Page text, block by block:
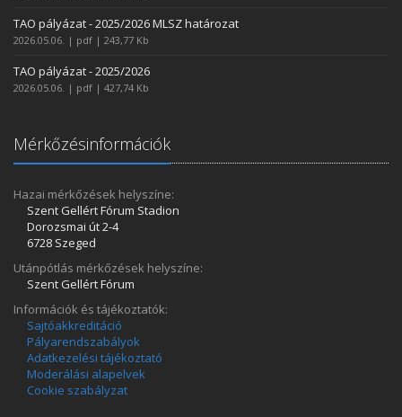
TAO pályázat - 2025/2026 MLSZ határozat
2026.05.06. | pdf | 243,77 Kb
TAO pályázat - 2025/2026
2026.05.06. | pdf | 427,74 Kb
Mérkőzésinformációk
Hazai mérkőzések helyszíne:
Szent Gellért Fórum Stadion
Dorozsmai út 2-4
6728 Szeged
Utánpótlás mérkőzések helyszíne:
Szent Gellért Fórum
Információk és tájékoztatók:
Sajtóakkreditáció
Pályarendszabályok
Adatkezelési tájékoztató
Moderálási alapelvek
Cookie szabályzat